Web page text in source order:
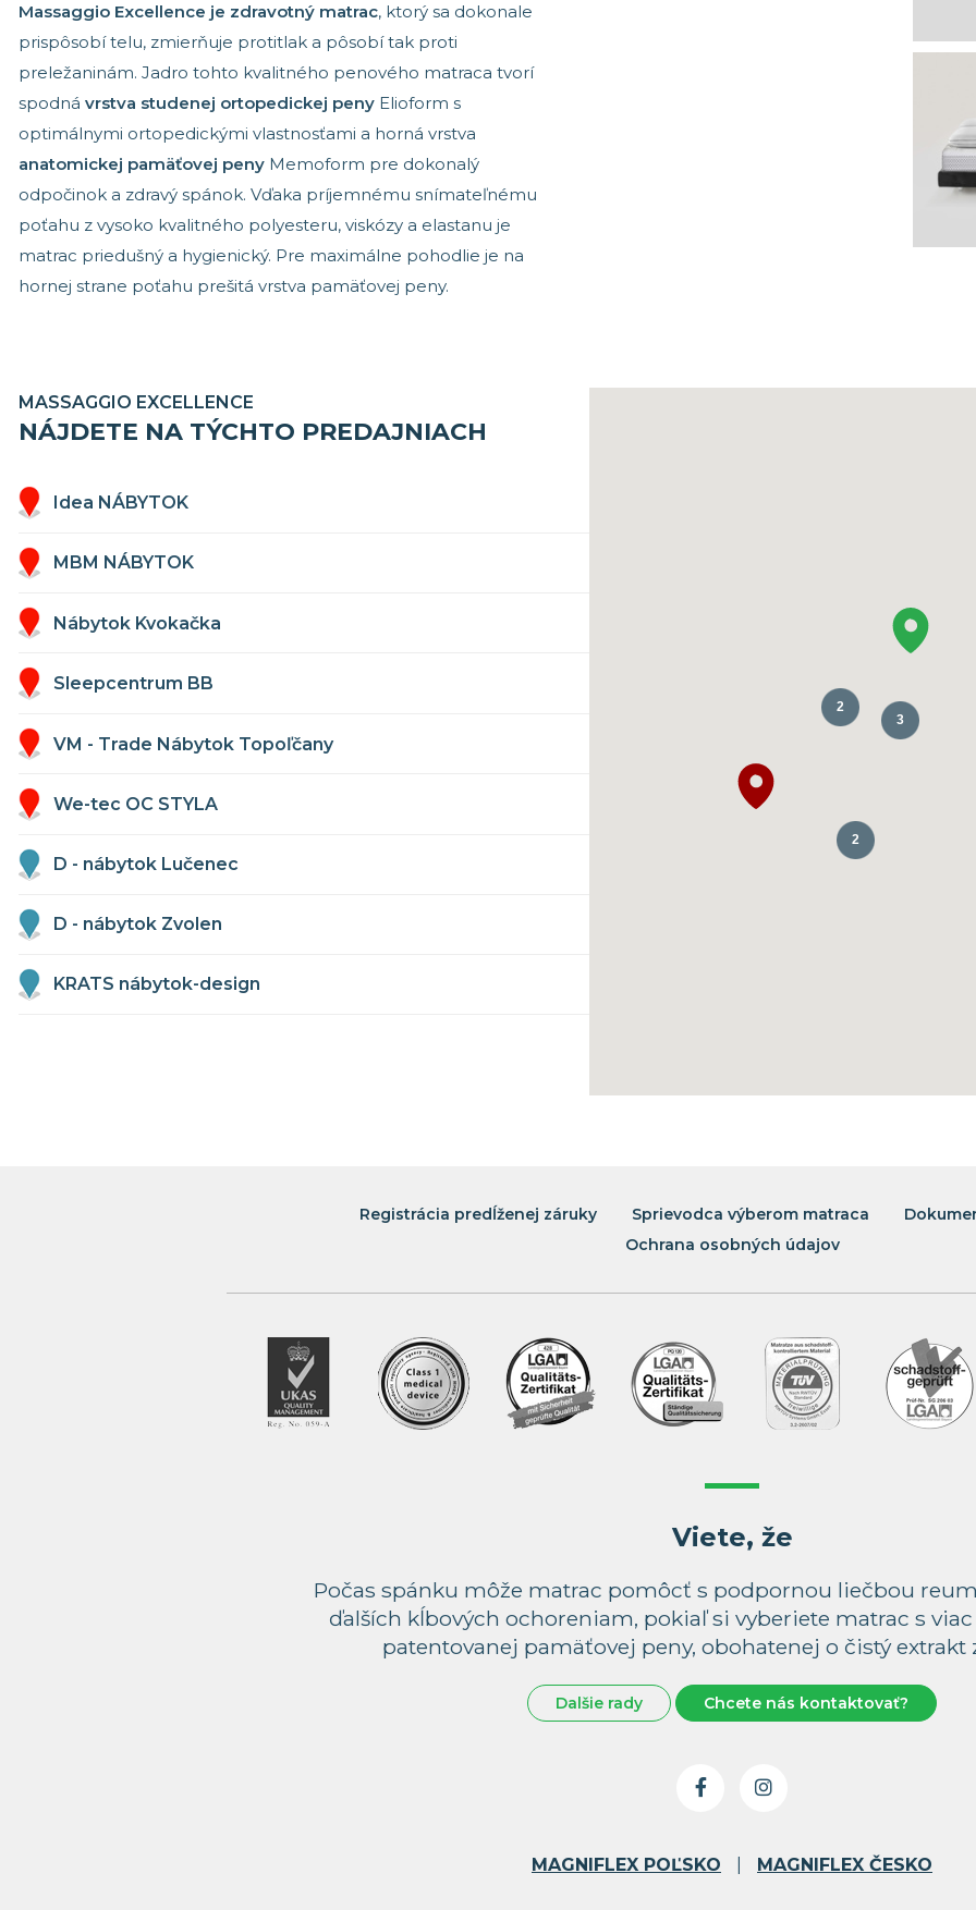
Massaggio Excellence je zdravotný matrac, ktorý sa dokonale
prispôsobí telu, zmierňuje protitlak a pôsobí tak proti
preležaninám. Jadro tohto kvalitného penového matraca tvorí
spodná vrstva studenej ortopedickej peny Elioform s
optimálnymi ortopedickými vlastnosťami a horná vrstva
anatomickej pamäťovej peny Memoform pre dokonalý
odpočinok a zdravý spánok. Vďaka príjemnému snímateľnému
poťahu z vysoko kvalitného polyesteru, viskózy a elastanu je
matrac priedušný a hygienický. Pre maximálne pohodlie je na
hornej strane poťahu prešitá vrstva pamäťovej peny.
MASSAGGIO EXCELLENCE
NÁJDETE NA TÝCHTO PREDAJNIACH
Idea NÁBYTOK
MBM NÁBYTOK
Nábytok Kvokačka
Sleepcentrum BB
VM - Trade Nábytok Topoľčany
We-tec OC STYLA
D - nábytok Lučenec
D - nábytok Zvolen
KRATS nábytok-design
3
2
2
Registrácia predĺženej záruky Sprievodca výberom matraca
Ochrana osobných údajov
Viete, že
Počas spánku môže matrac pomôcť s podpornou liečbou
ďalších kĺbových ochoreniam, pokiaľ si vyberiete matrac s
patentovanej pamäťovej peny, obohatenej o čistý extrakt
Dalšie rady Chcete nás kontaktovať?
MAGNIFLEX POĽSKO MAGNIFLEX ČESKO